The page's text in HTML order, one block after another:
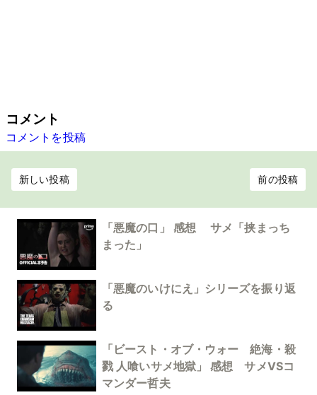
コメント
コメントを投稿
新しい投稿 前の投稿
「悪魔の口」 感想 サメ「挟まっち
まった」
「悪魔のいけにえ」シリーズを振り返
る
「ビースト・オブ・ウォー 絶海・殺
戮 人喰いサメ地獄」 感想 サメVSコ
マンダー哲夫